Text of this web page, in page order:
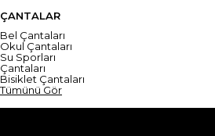
ÇANTALAR
Bel Çantaları
Okul Çantaları
Su Sporları
Çantaları
Bisiklet Çantaları
Tümünü Gör